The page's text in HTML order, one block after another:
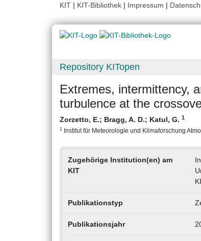
KIT | KIT-Bibliothek | Impressum |
Repository KITopen
Extremes, intermittency,
turbulence at the
Zorzetto, E.; Bragg, A. D.; Katul, G. 1
1 Institut für Meteorologie und Klimaforschung
Zugehörige Institution(en) am
KIT
Publikationstyp
Publikationsjahr